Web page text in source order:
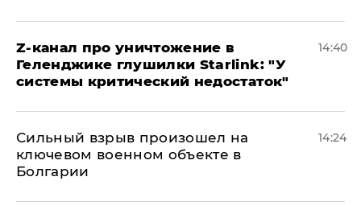
Z-канал про уничтожение в
Геленджике глушилки Starlink: "У
системы критический недостаток"
14:40
Сильный взрыв произошел на
ключевом военном объекте в
Болгарии
14:24